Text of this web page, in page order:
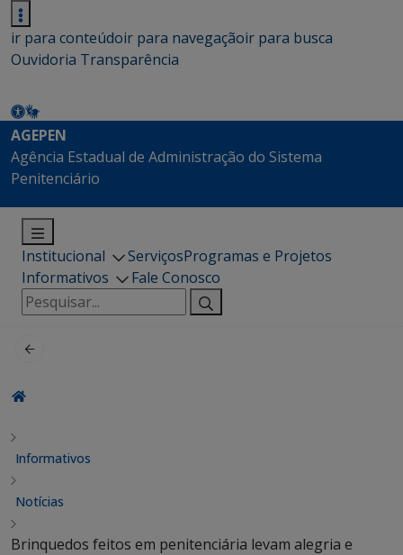
ir para conteúdoir para navegaçãoir para busca
Ouvidoria Transparência
AGEPEN
Agência Estadual de Administração do Sistema
Penitenciário
Institucional ServiçosProgramas e Projetos
Informativos
Fale Conosco
Pesquisar
por:
Informativos
Notícias
Brinquedos feitos em penitenciária levam alegria e